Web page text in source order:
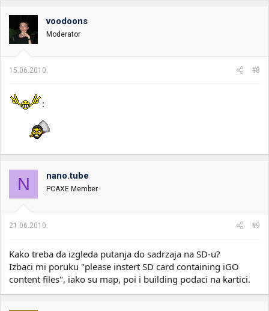
voodoons
Moderator
15.06.2010. #8
:
N nano.tube
PCAXE Member
21.06.2010. #9
Kako treba da izgleda putanja do sadrzaja na SD-u?
Izbaci mi poruku "please instert SD card containing iGO
content files", iako su map, poi i building podaci na kartici.